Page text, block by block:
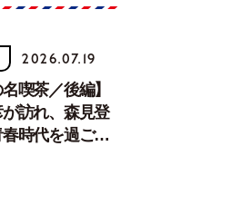
2026.07.19
名喫茶／後編】
訪れ、森見登
時代を過ごし